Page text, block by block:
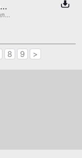
Хатан зоригт эрчүүдийн баяр
Нэвтрүүлэгч Ч.Идэрчулуун
8 9 >